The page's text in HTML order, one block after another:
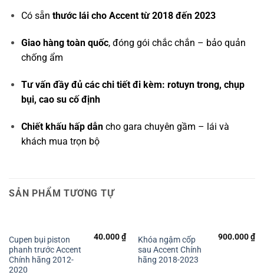
Có sẵn thước lái cho Accent từ 2018 đến 2023
Giao hàng toàn quốc, đóng gói chắc chắn – bảo quản
chống ẩm
Tư vấn đầy đủ các chi tiết đi kèm: rotuyn trong, chụp
bụi, cao su cố định
Chiết khấu hấp dẫncho gara chuyên gầm – lái và
khách mua trọn bộ
SẢN PHẨM TƯƠNG TỰ
Cupen bụi piston
phanh trước Accent
Chính hãng 2012-
2020
40.000₫
Khóa ngậm cốp
sau Accent Chính
hãng 2018-2023
900.000₫